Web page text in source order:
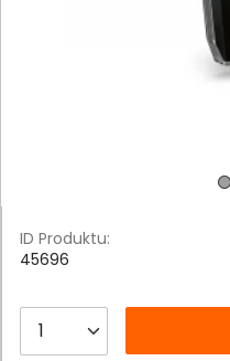
ID Produktu:
45696
__B2C.PRODUCT.QUANTITY